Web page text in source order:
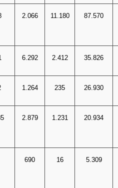
2.066 11.180 87.570
6.292 2.412 35.826
1.264 235 26.930
2.879 1.231 20.934
690 16 5.309